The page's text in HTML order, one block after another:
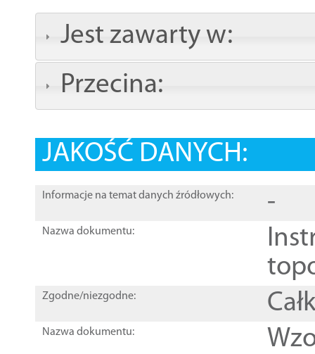
Jest zawarty w:
Przecina:
JAKOŚĆ DANYCH:
Informacje na temat danych źródłowych: -
Nazwa dokumentu:
Zgodne/niezgodne:
Nazwa dokumentu: